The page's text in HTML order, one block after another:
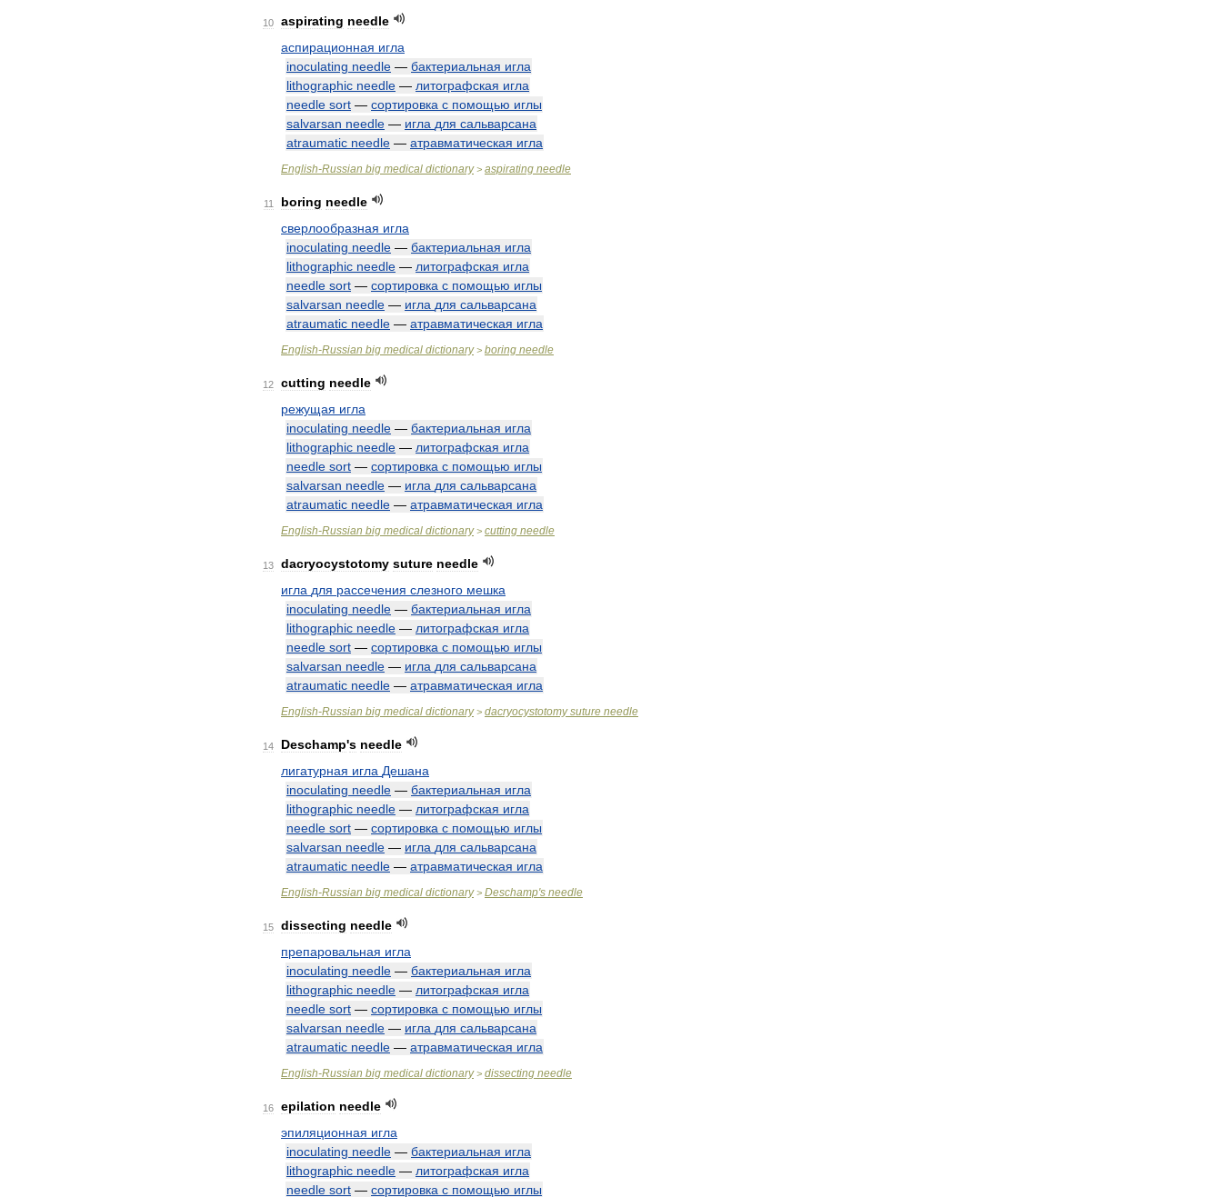
10 aspirating needle
аспирационная игла
inoculating needle — бактериальная игла
lithographic needle — литографская игла
needle sort — сортировка с помощью иглы
salvarsan needle — игла для сальварсана
atraumatic needle — атравматическая игла
English-Russian big medical dictionary> aspirating needle
11 boring needle
сверлообразная игла
inoculating needle — бактериальная игла
lithographic needle — литографская игла
needle sort — сортировка с помощью иглы
salvarsan needle — игла для сальварсана
atraumatic needle — атравматическая игла
English-Russian big medical dictionary> boring needle
12 cutting needle
режущая игла
inoculating needle — бактериальная игла
lithographic needle — литографская игла
needle sort — сортировка с помощью иглы
salvarsan needle — игла для сальварсана
atraumatic needle — атравматическая игла
English-Russian big medical dictionary> cutting needle
13 dacryocystotomy suture needle
игла для рассечения слезного мешка
inoculating needle — бактериальная игла
lithographic needle — литографская игла
needle sort — сортировка с помощью иглы
salvarsan needle — игла для сальварсана
atraumatic needle — атравматическая игла
English-Russian big medical dictionary> dacryocystotomy suture needle
14 Deschamp's needle
лигатурная игла Дешана
inoculating needle — бактериальная игла
lithographic needle — литографская игла
needle sort — сортировка с помощью иглы
salvarsan needle — игла для сальварсана
atraumatic needle — атравматическая игла
English-Russian big medical dictionary> Deschamp's needle
15 dissecting needle
препаровальная игла
inoculating needle — бактериальная игла
lithographic needle — литографская игла
needle sort — сортировка с помощью иглы
salvarsan needle — игла для сальварсана
atraumatic needle — атравматическая игла
English-Russian big medical dictionary> dissecting needle
16 epilation needle
эпиляционная игла
inoculating needle — бактериальная игла
lithographic needle — литографская игла
needle sort — сортировка с помощью иглы